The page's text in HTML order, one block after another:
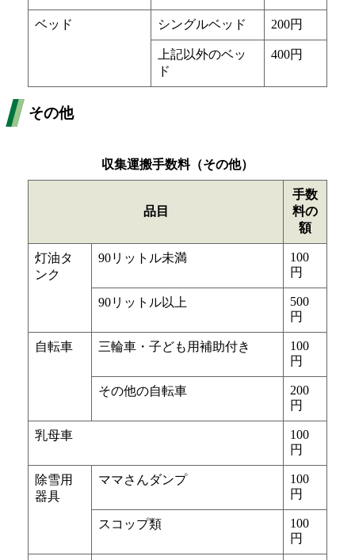
ベッド シングルベッド 200円
上記以外のベッ
ド
400円
その他
収集運搬手数料（その他）
品目
手数
料の
額
灯油タ
ンク
90リットル未満
100
円
90リットル以上
500
円
自転車 三輪車・子ども用補助付き
100
円
その他の自転車
200
円
乳母車
100
円
除雪用
器具
ママさんダンプ
100
円
スコップ類
100
円